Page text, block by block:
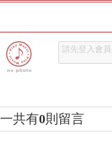
一共有0則留言